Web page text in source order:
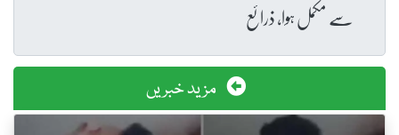
سے مکمل ہوا، ذرائع
مزید خبریں